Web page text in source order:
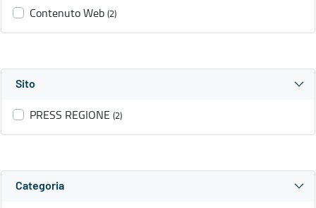
Contenuto Web (2)
Sito
PRESS REGIONE (2)
Categoria